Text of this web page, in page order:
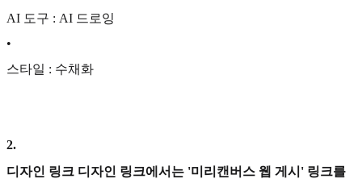
AI 도구 : AI 드로잉
•
스타일 : 수채화
2.
디자인 링크 디자인 링크에서는 '미리캔버스 웹 게시' 링크를